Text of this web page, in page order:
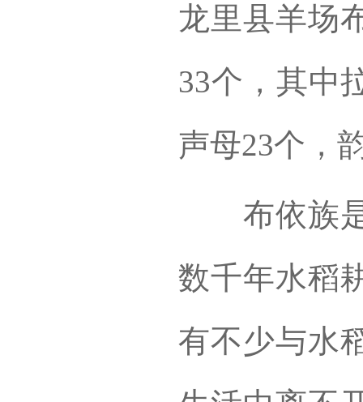
龙里县羊场
33个，其中
声母23个，
布依族是
数千年水稻
有不少与水